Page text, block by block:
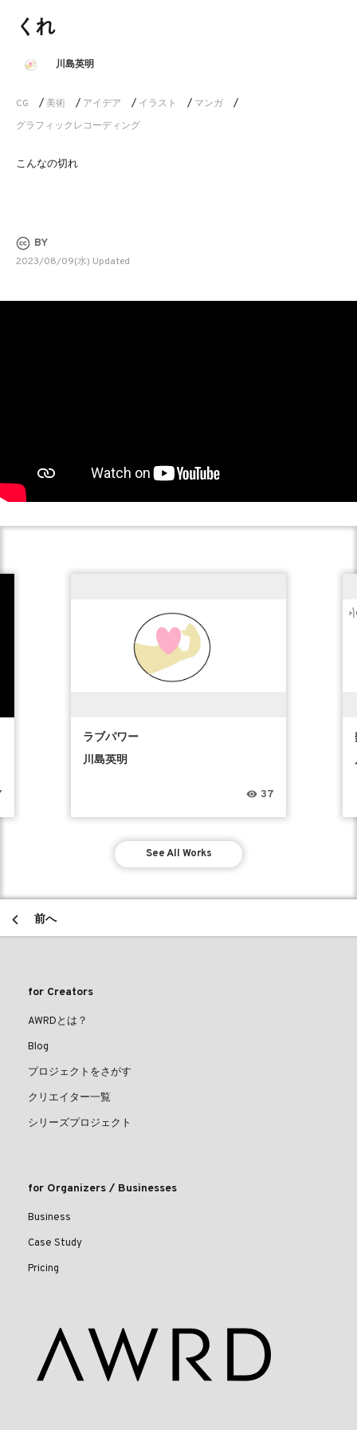
くれ
CG / 美術 / アイデア / イラスト / マンガ
/
グラフィックレコーディング
川島英明
こんなの切れ
BY
2023/08/09(水) Updated
ラブパワー
川島英明
37
See All Works
前へ
for Creators
AWRDとは？
Blog
プロジェクトをさがす
クリエイター一覧
シリーズプロジェクト
for Organizers / Businesses
Business
Case Study
Pricing